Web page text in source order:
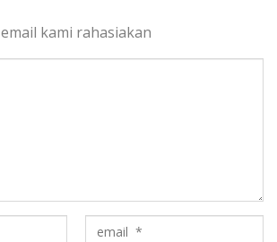
email kami rahasiakan